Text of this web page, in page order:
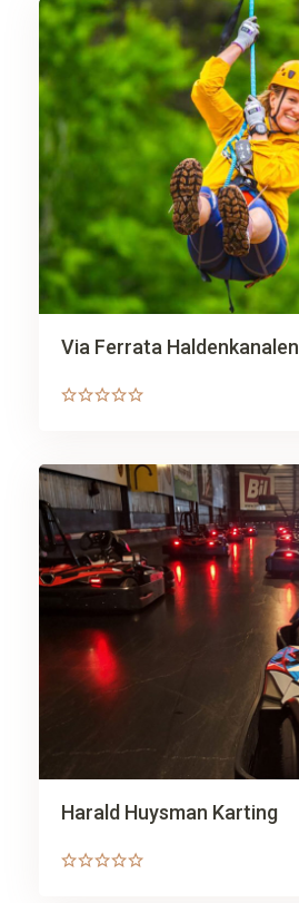
Via Ferrata Haldenkanalen
Harald Huysman Karting